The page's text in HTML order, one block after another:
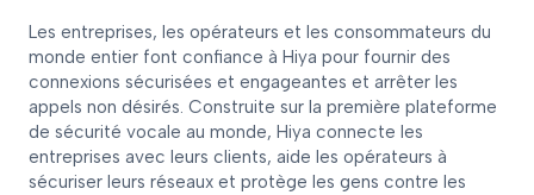
Les entreprises, les opérateurs et les consommateurs du
monde entier font confiance à Hiya pour fournir des
connexions sécurisées et engageantes et arrêter les
appels non désirés. Construite sur la première plateforme
de sécurité vocale au monde, Hiya connecte les
entreprises avec leurs clients, aide les opérateurs à
sécuriser leurs réseaux et protège les gens contre les